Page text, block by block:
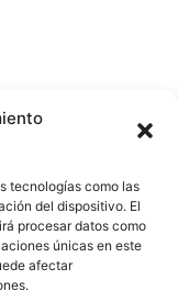
tecnologías como las
del dispositivo. El
procesar datos como
únicas en este
afectar